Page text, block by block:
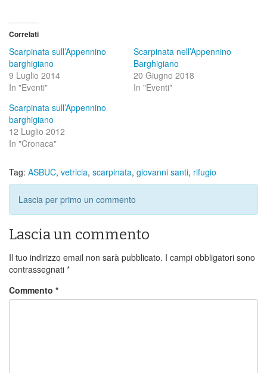
Correlati
Scarpinata sull’Appennino
barghigiano
9 Luglio 2014
In "Eventi"
Scarpinata nell’Appennino
Barghigiano
20 Giugno 2018
In "Eventi"
Scarpinata sull’Appennino
barghigiano
12 Luglio 2012
In "Cronaca"
Tag: ASBUC, vetricia, scarpinata, giovanni santi, rifugio
Lascia per primo un commento
Lascia un commento
Il tuo indirizzo email non sarà pubblicato. I campi obbligatori sono
contrassegnati *
Commento *